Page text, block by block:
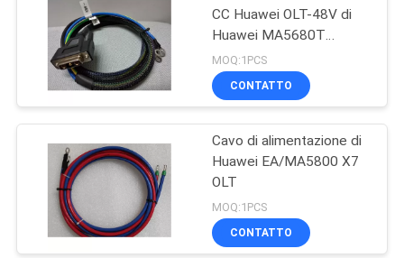
CC Huawei OLT-48V di
Huawei MA5680T
5683T
MOQ:1PCS
CONTATTO
Cavo di alimentazione di
Huawei EA/MA5800 X7
OLT
MOQ:1PCS
CONTATTO